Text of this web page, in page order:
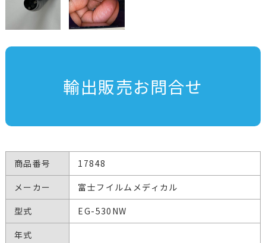
輸出販売お問合せ
商品番号
17848
メーカー
富士フイルムメディカル
型式
EG-530NW
年式